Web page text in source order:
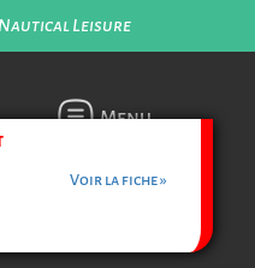
Nautical Leisure
Menu
Voir la fiche »